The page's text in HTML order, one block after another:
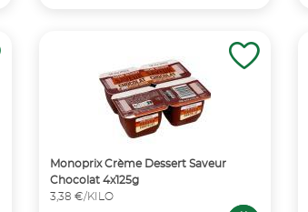
Monoprix Crème Dessert Saveur
Chocolat 4x125g
3,38 €/KILO